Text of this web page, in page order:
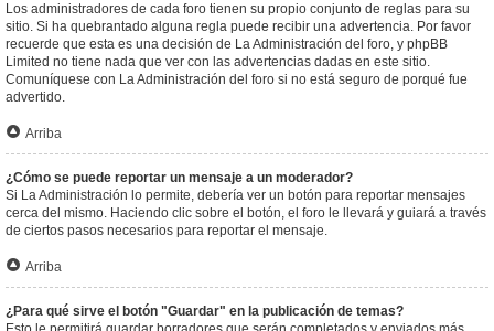
Los administradores de cada foro tienen su propio conjunto de reglas para su
sitio. Si ha quebrantado alguna regla puede recibir una advertencia. Por favor
recuerde que esta es una decisión de La Administración del foro, y phpBB
Limited no tiene nada que ver con las advertencias dadas en este sitio.
Comuníquese con La Administración del foro si no está seguro de porqué fue
advertido.
Arriba
¿Cómo se puede reportar un mensaje a un moderador?
Si La Administración lo permite, debería ver un botón para reportar mensajes
cerca del mismo. Haciendo clic sobre el botón, el foro le llevará y guiará a través
de ciertos pasos necesarios para reportar el mensaje.
Arriba
¿Para qué sirve el botón "Guardar" en la publicación de temas?